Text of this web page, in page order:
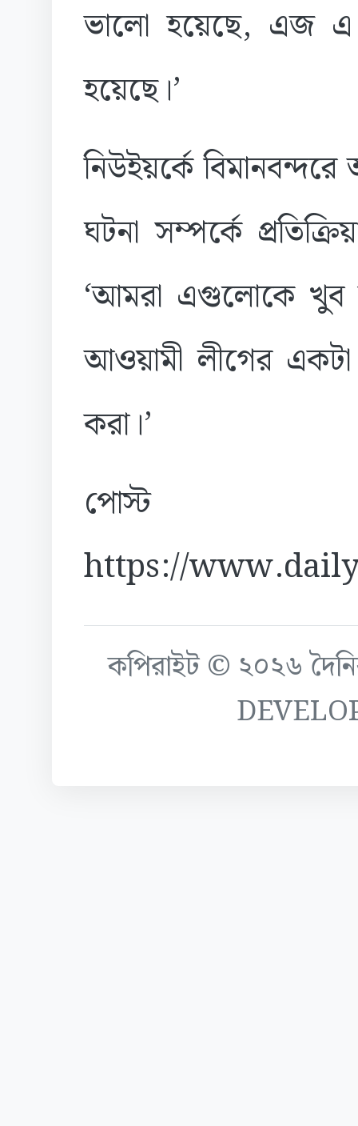
ভালো হয়েছে, এজ এ
হয়েছে।’
নিউইয়র্কে
ঘটনা সম্পর্কে
‘আমরা এগুলোকে খুব
আওয়ামী লীগের
করা।’
https://
কপিরাইট © ২০২৬